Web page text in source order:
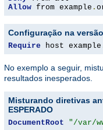
Allow from example .
Configuração na
Require host example
No exemplo a seguir,
resultados inesperados.
Misturando diretivas
ESPERADO
DocumentRoot
"/var/